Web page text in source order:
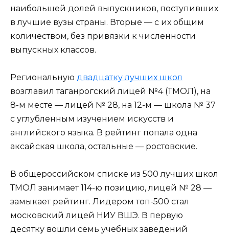
наибольшей долей выпускников, поступивших
в лучшие вузы страны. Вторые — с их общим
количеством, без привязки к численности
выпускных классов.
Региональную двадцатку лучших школ
возглавил таганрогский лицей №4 (ТМОЛ), на
8-м месте — лицей № 28, на 12-м — школа № 37
с углубленным изучением искусств и
английского языка. В рейтинг попала одна
аксайская школа, остальные — ростовские.
В общероссийском списке из 500 лучших школ
ТМОЛ занимает 114-ю позицию, лицей № 28 —
замыкает рейтинг. Лидером топ-500 стал
московский лицей НИУ ВШЭ. В первую
десятку вошли семь учебных заведений